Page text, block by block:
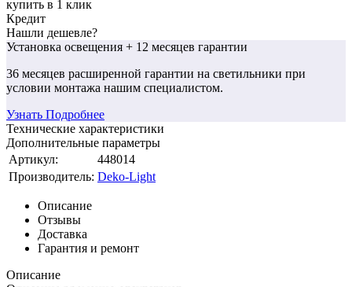
купить в 1 клик
Кредит
Нашли дешевле?
Установка освещения + 12 месяцев гарантии
36 месяцев расширенной гарантии на светильники при
условии монтажа нашим специалистом.
Узнать Подробнее
Технические характеристики
Дополнительные параметры
Артикул:
448014
Производитель: Deko-Light
Описание
Отзывы
Доставка
Гарантия и ремонт
Описание